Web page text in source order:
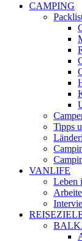
CAMPING
Tipps
VANLIFE
Leben